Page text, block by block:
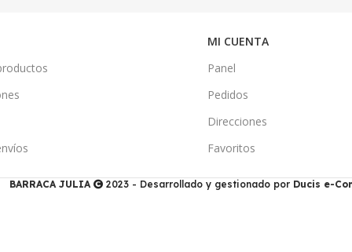
MI CUENTA
Panel
Pedidos
Direcciones
Favoritos
BARRACA JULIA 2023 - Desarrollado y gestionado por Ducis e-